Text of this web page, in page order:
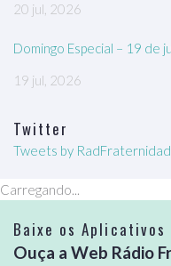
20 jul, 2026
Domingo Especial – 19 de
19 jul, 2026
Twitter
Tweets by
Carregando...
Baixe os Aplicativos
Ouça a Web Rádio